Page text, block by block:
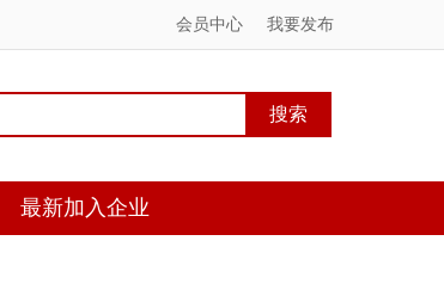
我要发布
会员中心
最新加入企业